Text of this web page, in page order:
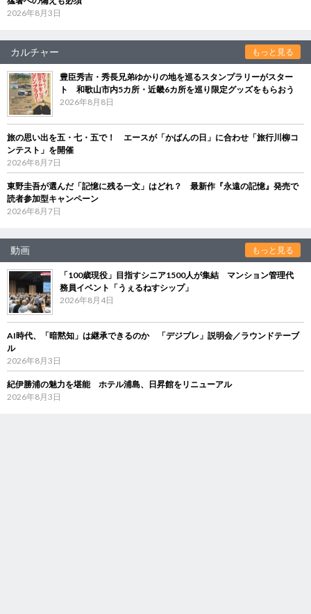
2026年8月3日
カルチャー もっと見る
豊臣秀吉・秀長兄弟ゆかりの地を巡るスタンプラリーがスター
ト 和歌山市内5カ所・近畿6カ所を巡り限定グッズをもらおう
2026年8月8日
旅の思い出を五・七・五で！ エースが「かばんの日」に合わせ「旅行川柳コ
ンテスト」を開催
2026年8月7日
東野圭吾が選んだ「記憶に残る一文」はどれ？ 最新作『永遠の記憶』発売で
読者参加型キャンペーン
2026年8月7日
動画 もっと見る
「100歳現役」目指すシニア1500人が集結 マンション管理代
務員イベント「うぇるねすシップ」
2026年8月4日
AI時代、「暗黙知」は継承できるのか 「デジブレ」説明会／ラウンドテーブ
ル
2026年8月3日
紀伊勝浦の魅力を堪能 ホテル浦島、日昇館をリニューアル
2026年8月3日